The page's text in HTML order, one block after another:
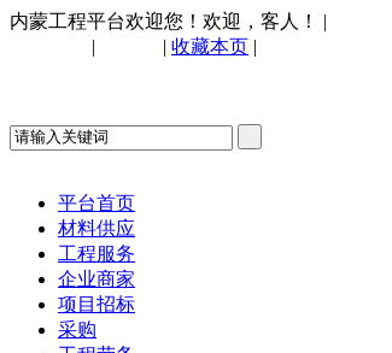
内蒙工程平台欢迎您！欢迎，客人！ |
| | 收藏本页 |
平台首页
材料供应
工程服务
企业商家
项目招标
采购